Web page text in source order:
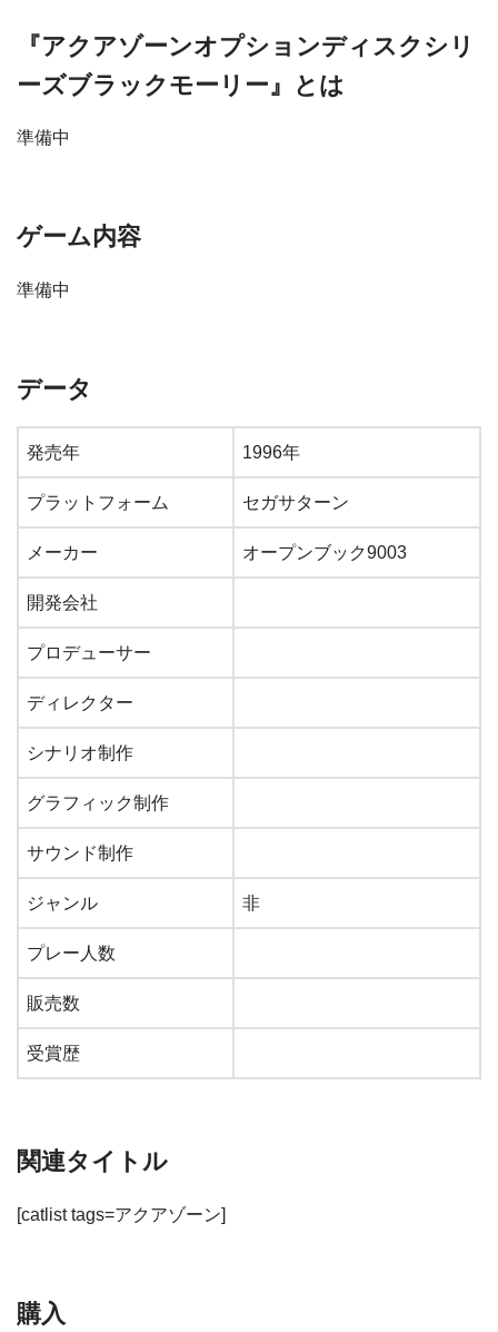
『アクアゾーンオプションディスクシリ
ーズブラックモーリー』とは
準備中
ゲーム内容
準備中
データ
発売年 1996年
プラットフォーム セガサターン
メーカー オープンブック9003
開発会社
プロデューサー
ディレクター
シナリオ制作
グラフィック制作
サウンド制作
ジャンル 非
プレー人数
販売数
受賞歴
関連タイトル
[catlist tags=アクアゾーン]
購入